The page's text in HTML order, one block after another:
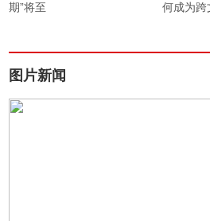
期”将至
何成为跨
图片新闻